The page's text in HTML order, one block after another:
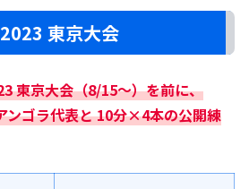
東京大会
東京大会（8/15～）を前に、
ンゴラ代表と 10分×4本の公開練